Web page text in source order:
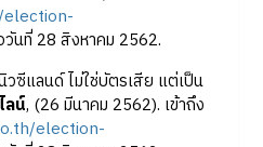
election-
วันที่ 28 สิงหาคม 2562.
ซีแลนด์ ไม่ใช่บัตรเสีย แต่เป็น
ลน์, (26 มีนาคม 2562). เข้าถึง
election-